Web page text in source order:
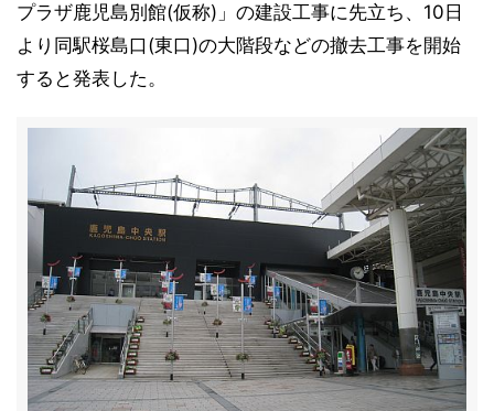
プラザ鹿児島別館(仮称)」の建設工事に先立ち、10日
より同駅桜島口(東口)の大階段などの撤去工事を開始
すると発表した。